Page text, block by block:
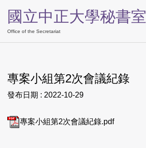
到
主
要
區
國立中正大學秘書室
Office of the Secretariat
專案小組第2次會議紀錄
發布日期 : 2022-10-29
專案小組第2次會議紀錄.pdf